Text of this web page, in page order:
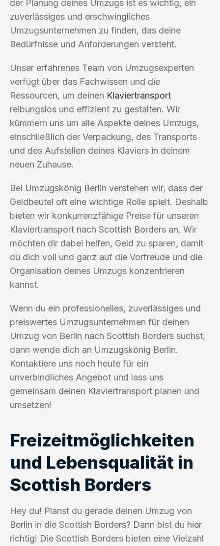
der Planung deines Umzugs ist es wichtig, ein
zuverlässiges und erschwingliches
Umzugsunternehmen zu finden, das deine
Bedürfnisse und Anforderungen versteht.
Unser erfahrenes Team von Umzugsexperten
verfügt über das Fachwissen und die
Ressourcen, um deinen Klaviertransport
reibungslos und effizient zu gestalten. Wir
kümmern uns um alle Aspekte deines Umzugs,
einschließlich der Verpackung, des Transports
und des Aufstellen deines Klaviers in deinem
neuen Zuhause.
Bei Umzugskönig Berlin verstehen wir, dass der
Geldbeutel oft eine wichtige Rolle spielt. Deshalb
bieten wir konkurrenzfähige Preise für unseren
Klaviertransport nach Scottish Borders an. Wir
möchten dir dabei helfen, Geld zu sparen, damit
du dich voll und ganz auf die Vorfreude und die
Organisation deines Umzugs konzentrieren
kannst.
Wenn du ein professionelles, zuverlässiges und
preiswertes Umzugsunternehmen für deinen
Umzug von Berlin nach Scottish Borders suchst,
dann wende dich an Umzugskönig Berlin.
Kontaktiere uns noch heute für ein
unverbindliches Angebot und lass uns
gemeinsam deinen Klaviertransport planen und
umsetzen!
Freizeitmöglichkeiten
und Lebensqualität in
Scottish Borders
Hey du! Planst du gerade deinen Umzug von
Berlin in die Scottish Borders? Dann bist du hier
richtig! Die Scottish Borders bieten eine Vielzahl